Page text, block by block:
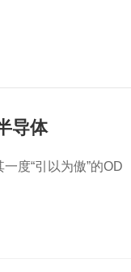
导体
度“引以为傲”的OD